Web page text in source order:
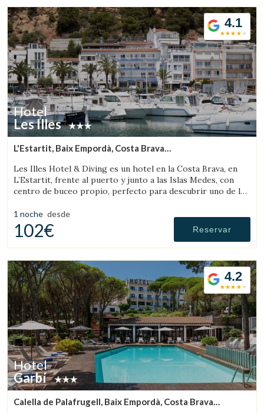
4.1
Hotel
Les Illes
L'Estartit, Baix Empordà, Costa Brava
Les Illes Hotel & Diving es un hotel en la Costa Brava, en
L’Estartit, frente al puerto y junto a las Islas Medes, con
centro de buceo propio, perfecto para descubrir uno de los
1 noche desde
102€ Reservar
4.2
Hotel
Garbí
Calella de Palafrugell, Baix Empordà, Costa Brava